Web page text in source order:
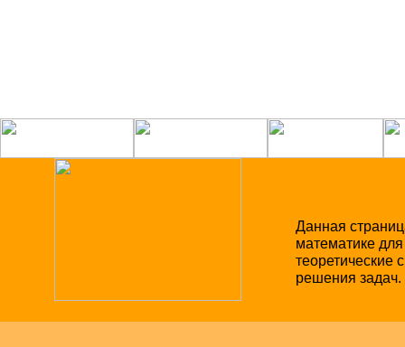
Данная
математике
теоретические
решения задач.